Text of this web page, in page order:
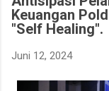
Keuangan
"Self Healing".
Juni 12, 2024